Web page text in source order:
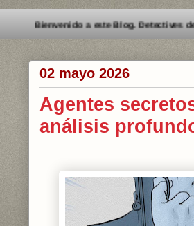
Bienvenido a
02 mayo 2026
Agentes
análisis